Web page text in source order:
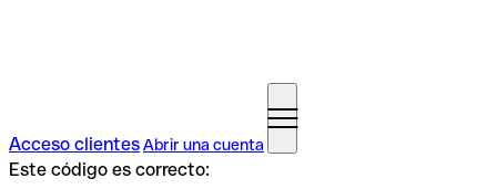
Acceso clientesAbrir una cuenta
Este código es correcto: